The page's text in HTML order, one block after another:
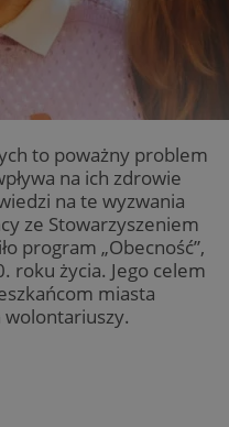
to poważny problem
na ich zdrowie
na te wyzwania
ze Stowarzyszeniem
program „Obecność”,
roku życia. Jego celem
miasta
wolontariuszy.